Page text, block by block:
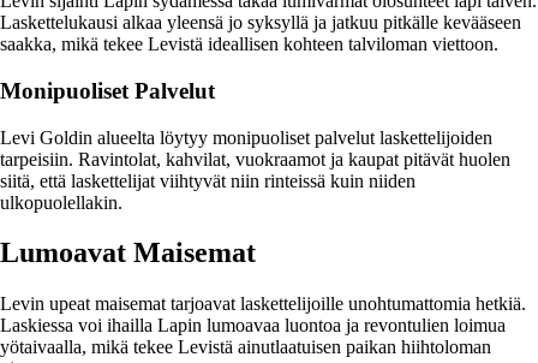
Laskettelukausi alkaa yleensä jo syksyllä ja jatkuu pitkälle kevääseen
saakka, mikä tekee Levistä ideallisen kohteen talviloman viettoon.
Monipuoliset Palvelut
Levi Goldin alueelta löytyy monipuoliset palvelut laskettelijoiden
tarpeisiin. Ravintolat, kahvilat, vuokraamot ja kaupat pitävät huolen
siitä, että laskettelijat viihtyvät niin rinteissä kuin niiden
ulkopuolellakin.
Lumoavat Maisemat
Levin upeat maisemat tarjoavat laskettelijoille unohtumattomia hetkiä.
Laskiessa voi ihailla Lapin lumoavaa luontoa ja revontulien loimua
yötaivaalla, mikä tekee Levistä ainutlaatuisen paikan hiihtoloman